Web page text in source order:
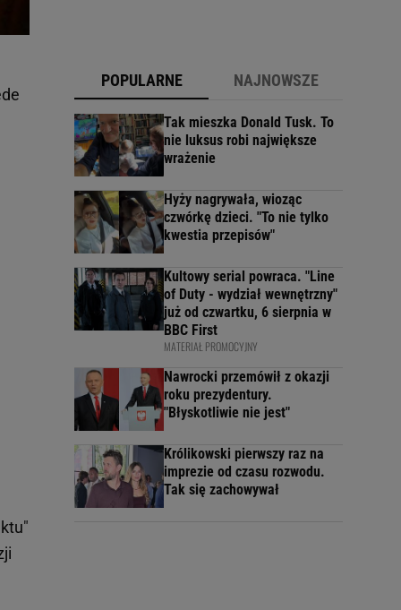
POPULARNE NAJNOWSZE
Tak mieszka Donald Tusk. To
nie luksus robi największe
wrażenie
Hyży nagrywała, wioząc
czwórkę dzieci. "To nie tylko
kwestia przepisów"
Kultowy serial powraca. "Line
of Duty - wydział wewnętrzny"
już od czwartku, 6 sierpnia w
BBC First
MATERIAŁ PROMOCYJNY
Nawrocki przemówił z okazji
roku prezydentury.
"Błyskotliwie nie jest"
Królikowski pierwszy raz na
imprezie od czasu rozwodu.
Tak się zachowywał